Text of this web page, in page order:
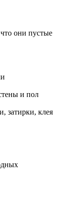
они пустые
и пол
затирки, клея